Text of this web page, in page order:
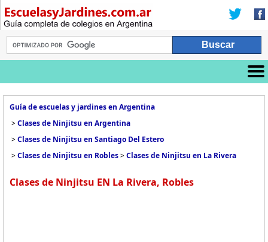
Guía de escuelas y jardines en Argentina
>Clases de Ninjitsu en Argentina
>Clases de Ninjitsu en Santiago Del Estero
>Clases de Ninjitsu en Robles>Clases de Ninjitsu en La Rivera
Clases de Ninjitsu EN La Rivera, Robles